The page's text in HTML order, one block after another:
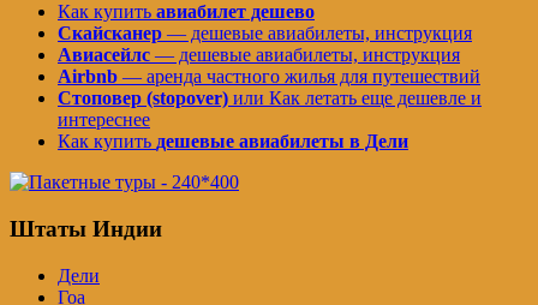
Как купить авиабилет дешево
Скайсканер — дешевые авиабилеты, инструкция
Авиасейлс — дешевые авиабилеты, инструкция
Airbnb — аренда частного жилья для путешествий
Стоповер (stopover) или Как летать еще дешевле и
интереснее
Как купить дешевые авиабилеты в Дели
Штаты Индии
Дели
Гоа